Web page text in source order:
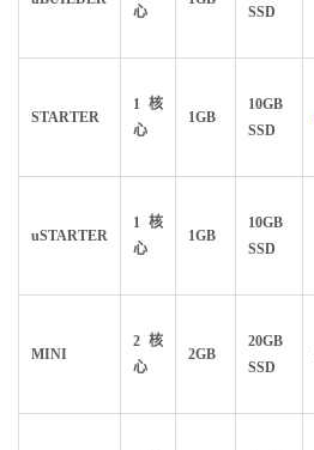
心 SSD
STARTER
1核
心
1GB
10GB
SSD
uSTARTER
1核
心
1GB
10GB
SSD
MINI
2核
心
2GB
20GB
SSD